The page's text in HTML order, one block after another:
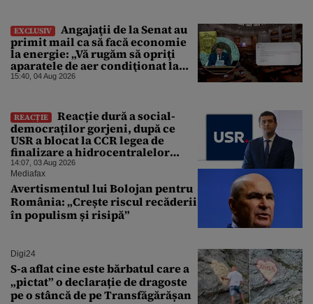
EXCLUSIV
Angajaţii de la Senat au
primit mail ca să facă economie
la energie: „Vă rugăm să opriţi
aparatele de aer condiţionat la
sfârşitul programului”
15:40, 04 Aug 2026
REACȚIE
Reacție dură a social-
democraților gorjeni, după ce
USR a blocat la CCR legea de
finalizare a hidrocentralelor
abandonate. „Nu ne-ar surprinde
dacă Miruță și USR ar acuza PSD și
de faptul că asupra Europei s-a
abătut o cupolă de foc”
14:07, 03 Aug 2026
Mediafax
Avertismentul lui Bolojan pentru
România: „Crește riscul recăderii
în populism și risipă”
Digi24
S-a aflat cine este bărbatul care a
„pictat” o declarație de dragoste
pe o stâncă de pe Transfăgărășan